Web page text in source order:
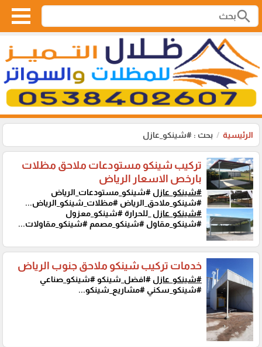
search
الرئيسية بحث : #شينكو_عازل
تركيب شينكو مستودعات ملاحق مظلات
بارخص الاسعار الرياض
#شينكو_عازل #شينكو_مستودعات_الرياض
#شينكو_ملاحق_الرياض #مظلات_شينكو_الرياض...
#شينكو_عازل _للحرارة #شينكو_معزول
#شينكو_مقاول #شينكو_مصمم #شينكو_مقاولات...
خدمات تركيب شينكو ملاحق جنوب الرياض
#شينكو_عازل #افضل_شينكو #شينكو_صناعي
#شينكو_سكني #مشاريع_شينكو...